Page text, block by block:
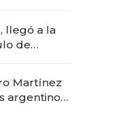
llegó a la
de
Martínez
argentinos